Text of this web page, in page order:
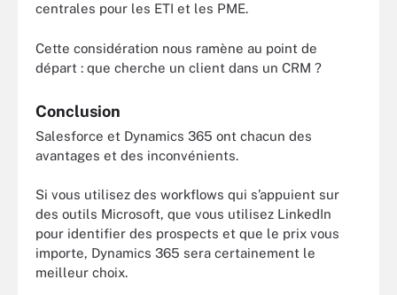
centrales pour les ETI et les PME.
Cette considération nous ramène au point de
départ : que cherche un client dans un CRM ?
Conclusion
Salesforce et Dynamics 365 ont chacun des
avantages et des inconvénients.
Si vous utilisez des workflows qui s’appuient sur
des outils Microsoft, que vous utilisez LinkedIn
pour identifier des prospects et que le prix vous
importe, Dynamics 365 sera certainement le
meilleur choix.